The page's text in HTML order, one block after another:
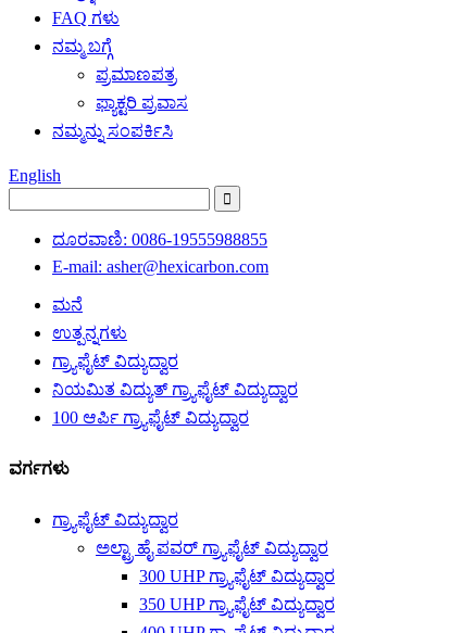
FAQ ಗಳು
ನಮ್ಮ ಬಗ್ಗೆ
ಪ್ರಮಾಣಪತ್ರ
ಫ್ಯಾಕ್ಟರಿ ಪ್ರವಾಸ
ನಮ್ಮನ್ನು ಸಂಪರ್ಕಿಸಿ
English
ದೂರವಾಣಿ: 0086-19555988855
E-mail: asher@hexicarbon.com
ಮನೆ
ಉತ್ಪನ್ನಗಳು
ಗ್ರ್ಯಾಫೈಟ್ ವಿದ್ಯುದ್ವಾರ
ನಿಯಮಿತ ವಿದ್ಯುತ್ ಗ್ರ್ಯಾಫೈಟ್ ವಿದ್ಯುದ್ವಾರ
100 ಆರ್ಪಿ ಗ್ರ್ಯಾಫೈಟ್ ವಿದ್ಯುದ್ವಾರ
ವರ್ಗಗಳು
ಗ್ರ್ಯಾಫೈಟ್ ವಿದ್ಯುದ್ವಾರ
ಅಲ್ಟ್ರಾ ಹೈ ಪವರ್ ಗ್ರ್ಯಾಫೈಟ್ ವಿದ್ಯುದ್ವಾರ
300 UHP ಗ್ರ್ಯಾಫೈಟ್ ವಿದ್ಯುದ್ವಾರ
350 UHP ಗ್ರ್ಯಾಫೈಟ್ ವಿದ್ಯುದ್ವಾರ